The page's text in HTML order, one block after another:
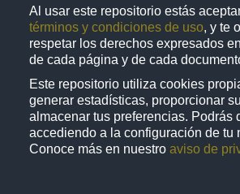
Al usar este repositorio estás
términos y condiciones de uso, y te
respetar los derechos expresados
de cada página y de cada
Este repositorio utiliza cookies
generar estadísticas, proporcionar
almacenar tus preferencias. Podrás
accediendo a la configuración de tu
Conoce más en nuestro aviso de
Validación de un método analítico para la
hidrocarburos aromáticos policíclicos en
emitidas por la combustión de Diesel y de
térmica
Hernández López, Alfonso Enrique
2012
Biología y Química